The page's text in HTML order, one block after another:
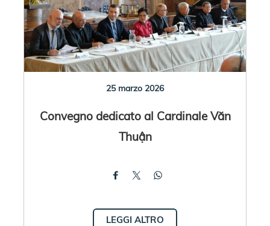
25 marzo 2026
Convegno dedicato al Cardinale Văn
Thuận
LEGGI ALTRO